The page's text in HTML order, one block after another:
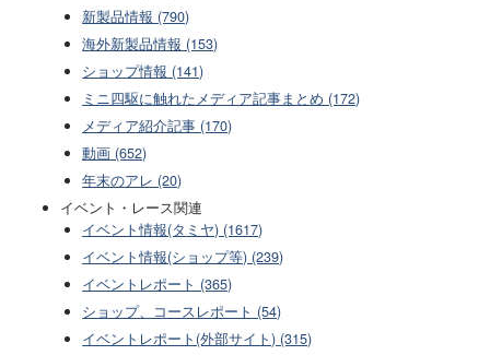
新製品情報 (790)
海外新製品情報 (153)
ショップ情報 (141)
ミニ四駆に触れたメディア記事まとめ (172)
メディア紹介記事 (170)
動画 (652)
年末のアレ (20)
イベント・レース関連
イベント情報(タミヤ) (1617)
イベント情報(ショップ等) (239)
イベントレポート (365)
ショップ、コースレポート (54)
イベントレポート(外部サイト) (315)